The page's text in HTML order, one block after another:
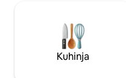
Kuhinja